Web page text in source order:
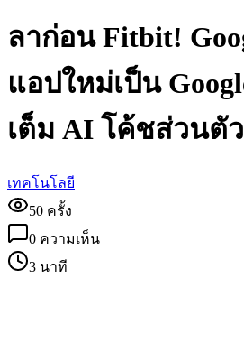
ลาก่อน Fitbit!
แอปใหม่เป็น
เต็ม AI โค้ชส่วนตัว
เทคโนโลยี
50 ครั้ง
0 ความเห็น
3 นาที